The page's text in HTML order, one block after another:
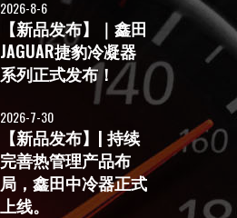
2026-8-6
【新品发布】｜鑫田
JAGUAR捷豹冷凝器
系列正式发布！
2026-7-30
【新品发布】| 持续
完善热管理产品布
局，鑫田中冷器正式
上线。